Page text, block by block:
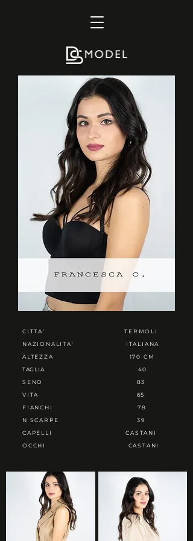
CITTA'
NAZIONALITA'
ALTEZZA
TAGLIA
SENO
VITA
FIANCHI
N SCARPE
CAPELLI
OCCHI
TERMOLI
ITALIANA
170 CM
40
83
65
78
39
CASTANI
CASTANI